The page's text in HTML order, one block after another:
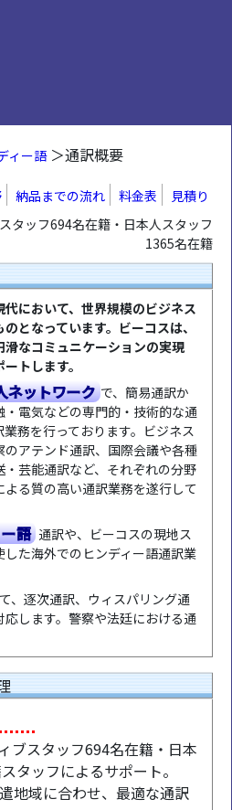
ィー語＞通訳概要
納品までの流れ 料金表
見積り
タッフ694名在籍・日本人スタッフ
1365名在籍
において、世界規模のビジネス
となっています。ビーコスは、
なコミュニケーションの実現
トします。
ネットワーク で、簡易通訳か
電気などの専門的・技術的な通
務を行っております。ビジネス
アテンド通訳、国際会議や各種
・芸能通訳など、それぞれの分野
る質の高い通訳業務を遂行して
語 通訳や、ビーコスの現地ス
た海外でのヒンディー語通訳業
、逐次通訳、ウィスパリング通
します。警察や法廷における通
ブスタッフ694名在籍・日本
タッフによるサポート。
地域に合わせ、最適な通訳